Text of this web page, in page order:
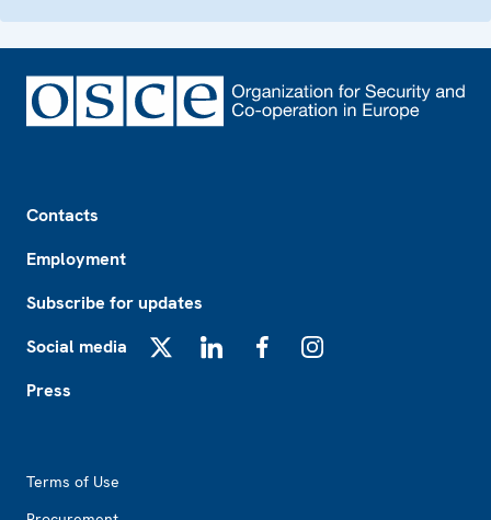
Contacts
Employment
Subscribe for updates
Social media
Press
Terms of Use